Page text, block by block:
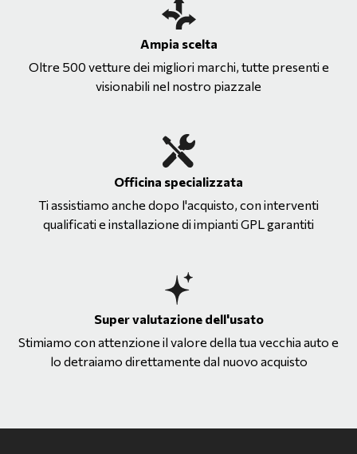
Ampia scelta
Oltre 500 vetture dei migliori marchi, tutte presenti e
visionabili nel nostro piazzale
Officina specializzata
Ti assistiamo anche dopo l'acquisto, con interventi
qualificati e installazione di impianti GPL garantiti
Super valutazione dell'usato
Stimiamo con attenzione il valore della tua vecchia auto e
lo detraiamo direttamente dal nuovo acquisto